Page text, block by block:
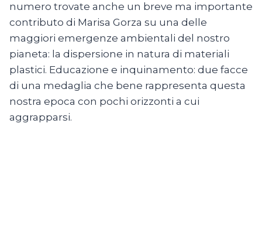
numero trovate anche un breve ma importante
contributo di Marisa Gorza su una delle
maggiori emergenze ambientali del nostro
pianeta: la dispersione in natura di materiali
plastici. Educazione e inquinamento: due facce
di una medaglia che bene rappresenta questa
nostra epoca con pochi orizzonti a cui
aggrapparsi.